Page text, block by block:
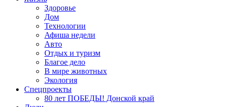
Здоровье
Дом
Технологии
Афиша недели
Авто
Отдых и туризм
Благое дело
В мире животных
Экология
Спецпроекты
80 лет ПОБЕДЫ! Донской край